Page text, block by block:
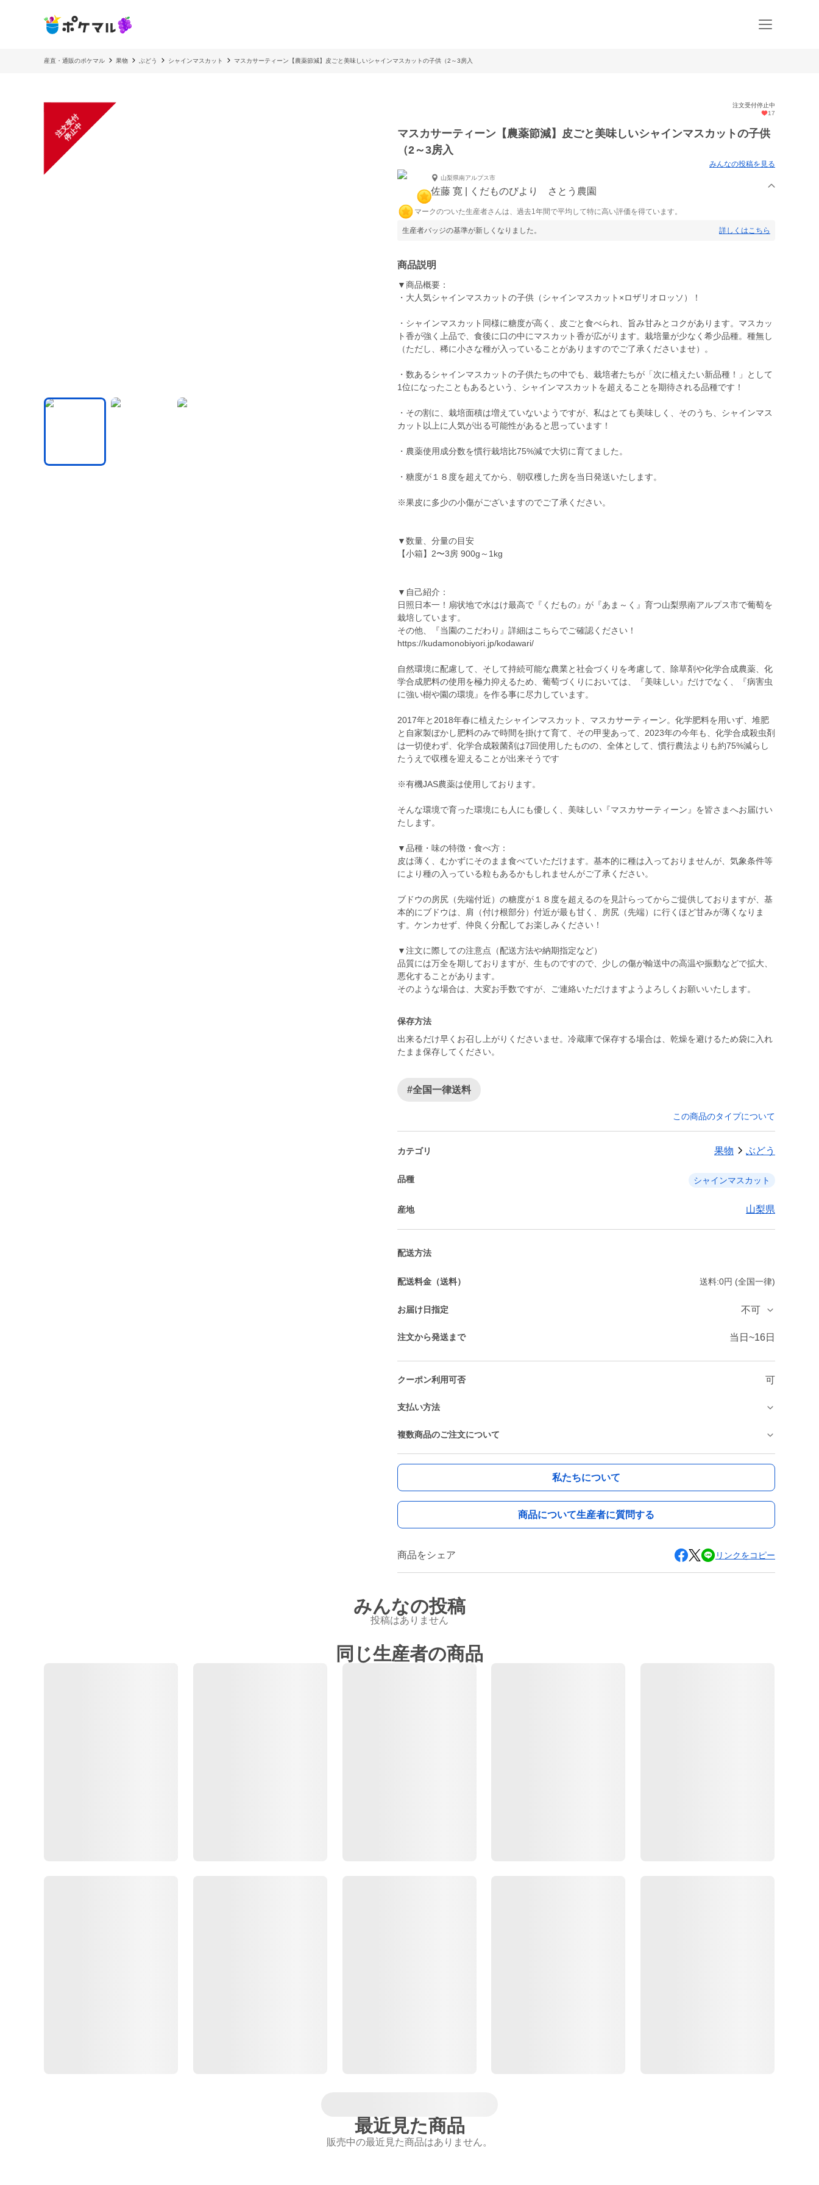
産直・通販のポケマル 果物 ぶどう シャインマスカット マスカサーティーン【農薬節減】皮ごと美味しいシャインマスカットの子供（2～3房入
注
文
受
付
停
止
中
注文受付停止中
17
マスカサーティーン【農薬節減】皮ごと美味しいシャインマスカットの子供
（2～3房入
みんなの投稿を見る
山梨県南アルプス市
佐藤 寛 | くだものびより さとう農園
マークのついた生産者さんは、過去1年間で平均して特に高い評価を得ています。
生産者バッジの基準が新しくなりました。 詳しくはこちら
商品説明
▼商品概要：
・大人気シャインマスカットの子供（シャインマスカット×ロザリオロッソ）！
・シャインマスカット同様に糖度が高く、皮ごと食べられ、旨み甘みとコクがあります。マスカッ
ト香が強く上品で、食後に口の中にマスカット香が広がります。栽培量が少なく希少品種。種無し
（ただし、稀に小さな種が入っていることがありますのでご了承くださいませ）。
・数あるシャインマスカットの子供たちの中でも、栽培者たちが「次に植えたい新品種！」として
1位になったこともあるという、シャインマスカットを超えることを期待される品種です！
・その割に、栽培面積は増えていないようですが、私はとても美味しく、そのうち、シャインマス
カット以上に人気が出る可能性があると思っています！
・農薬使用成分数を慣行栽培比75%減で大切に育てました。
・糖度が１８度を超えてから、朝収穫した房を当日発送いたします。
※果皮に多少の小傷がございますのでご了承ください。
▼数量、分量の目安
【小箱】2〜3房 900g～1kg
▼自己紹介：
日照日本一！扇状地で水はけ最高で『くだもの』が『あま～く』育つ山梨県南アルプス市で葡萄を
栽培しています。
その他、『当園のこだわり』詳細はこちらでご確認ください！
https://kudamonobiyori.jp/kodawari/
自然環境に配慮して、そして持続可能な農業と社会づくりを考慮して、除草剤や化学合成農薬、化
学合成肥料の使用を極力抑えるため、葡萄づくりにおいては、『美味しい』だけでなく、『病害虫
に強い樹や園の環境』を作る事に尽力しています。
2017年と2018年春に植えたシャインマスカット、マスカサーティーン。化学肥料を用いず、堆肥
と自家製ぼかし肥料のみで時間を掛けて育て、その甲斐あって、2023年の今年も、化学合成殺虫剤
は一切使わず、化学合成殺菌剤は7回使用したものの、全体として、慣行農法よりも約75%減らし
たうえで収穫を迎えることが出来そうです
※有機JAS農薬は使用しております。
そんな環境で育った環境にも人にも優しく、美味しい『マスカサーティーン』を皆さまへお届けい
たします。
▼品種・味の特徴・食べ方：
皮は薄く、むかずにそのまま食べていただけます。基本的に種は入っておりませんが、気象条件等
により種の入っている粒もあるかもしれませんがご了承ください。
ブドウの房尻（先端付近）の糖度が１８度を超えるのを見計らってからご提供しておりますが、基
本的にブドウは、肩（付け根部分）付近が最も甘く、房尻（先端）に行くほど甘みが薄くなりま
す。ケンカせず、仲良く分配してお楽しみください！
▼注文に際しての注意点（配送方法や納期指定など）
品質には万全を期しておりますが、生ものですので、少しの傷が輸送中の高温や振動などで拡大、
悪化することがあります。
保存方法
出来るだけ早くお召し上がりくださいませ。冷蔵庫で保存する場合は、乾燥を避けるため袋に入れ
たまま保存してください。
#全国一律送料
この商品のタイプについて
カテゴリ 果物 ぶどう
品種 シャインマスカット
産地 山梨県
配送方法
配送料金（送料） 送料:0円 (全国一律)
お届け日指定 不可
注文から発送まで 当日~16日
クーポン利用可否 可
支払い方法
複数商品のご注文について
私たちについて
商品について生産者に質問する
商品をシェア リンクをコピー
みんなの投稿
投稿はありません
同じ生産者の商品
最近見た商品
販売中の最近見た商品はありません。